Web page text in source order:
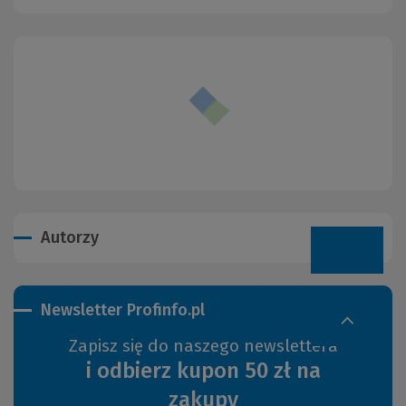
Autorzy
Newsletter Profinfo.pl
Zapisz się do naszego newslettera
i odbierz kupon 50 zł na
zakupy